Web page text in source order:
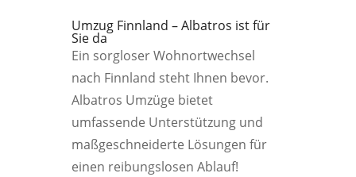
Umzug Finnland – Albatros ist für
Sie da
Ein sorgloser Wohnortwechsel
nach Finnland steht Ihnen bevor.
Albatros Umzüge bietet
umfassende Unterstützung und
maßgeschneiderte Lösungen für
einen reibungslosen Ablauf!